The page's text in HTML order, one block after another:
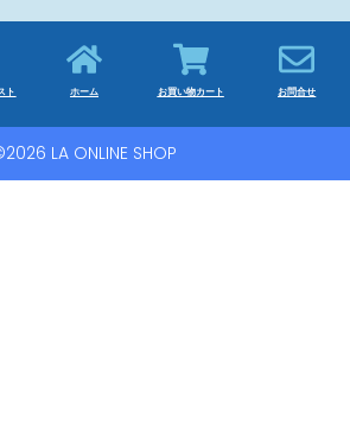
ト ホーム お買い物カート お問合せ
LA ONLINE SHOP